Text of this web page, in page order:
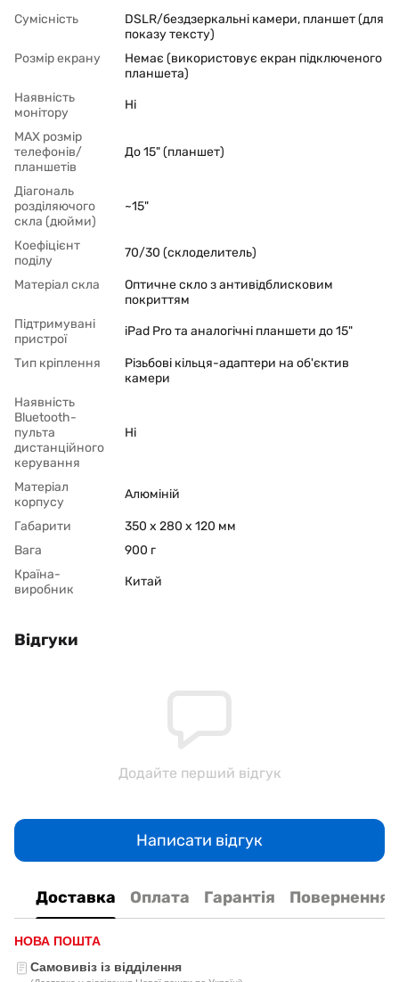
Сумісність
DSLR/бездзеркальні камери, планшет (для
показу тексту)
Розмір екрану
Немає (використовує екран підключеного
планшета)
Наявність
монітору
Ні
MAX розмір
телефонів/
планшетів
До 15" (планшет)
Діагональ
розділяючого
скла (дюйми)
~15"
Коефіцієнт
поділу
70/30 (склоделитель)
Матеріал скла
Оптичне скло з антивідблисковим
покриттям
Підтримувані
пристрої
iPad Pro та аналогічні планшети до 15"
Тип кріплення
Різьбові кільця-адаптери на об'єктив
камери
Наявність
Bluetooth-
пульта
дистанційного
керування
Ні
Матеріал
корпусу
Алюміній
Габарити
350 x 280 x 120 мм
Вага
900 г
Країна-
виробник
Китай
Відгуки
Додайте перший відгук
Написати відгук
Доставка Оплата Гарантія Повернення
НОВА ПОШТА
Самовивіз із відділення